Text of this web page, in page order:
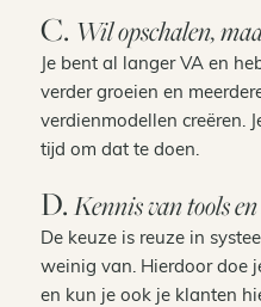
C. Wil opschalen,
Je bent al langer VA en
verder groeien en
verdienmodellen creëren.
tijd om dat te doen.
D. Kennis van tools
De keuze is reuze in
weinig van. Hierdoor doe
en kun je ook je klanten